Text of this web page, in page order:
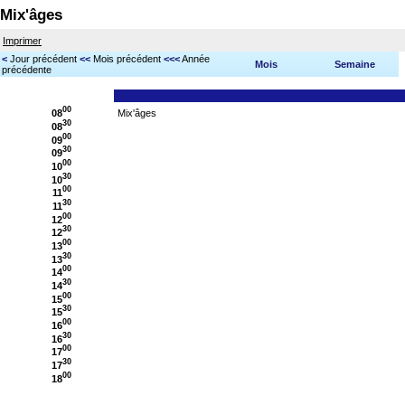
Mix'âges
Imprimer
< Jour précédent << Mois précédent <<<Année
précédente
Mois Semaine
0800
0830
0900
0930
1000
1030
1100
1130
1200
1230
1300
1330
1400
1430
1500
1530
1600
1630
1700
1730
1800
Mix'âges